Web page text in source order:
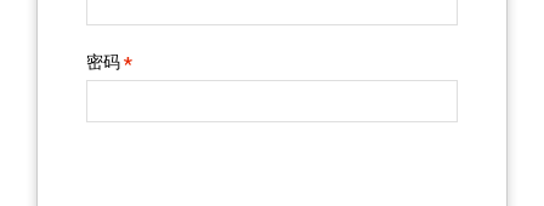
密码